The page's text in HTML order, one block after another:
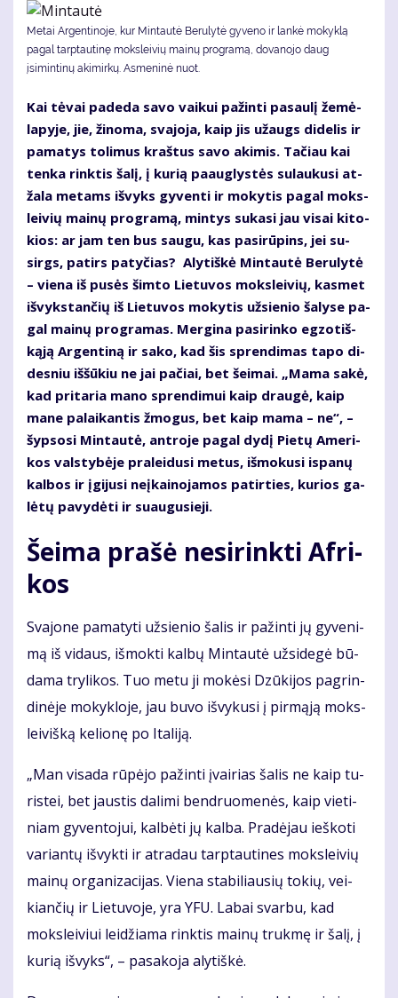
Metai Argentinoje, kur Mintautė Berulytė gyveno ir lankė mokyklą
pagal tarptautinę moksleivių mainų programą, dovanojo daug
įsimintinų akimirkų. Asmeninė nuot.
Kai tė­vai pa­de­da sa­vo vai­kui pa­žin­ti pa­sau­lį že­mė­
la­py­je, jie, ži­no­ma, sva­jo­ja, kaip jis už­augs di­de­lis ir
pa­ma­tys to­li­mus kraš­tus sa­vo aki­mis. Ta­čiau kai
ten­ka rink­tis ša­lį, į ku­rią pa­aug­lys­tės su­lau­ku­si at­
ža­la me­tams iš­vyks gy­ven­ti ir mo­ky­tis pa­gal moks­
lei­vių mai­nų pro­gra­mą, min­tys su­ka­si jau vi­sai ki­to­
kios: ar jam ten bus sau­gu, kas pa­si­rū­pins, jei su­
sirgs, pa­tirs pa­ty­čias? Aly­tiš­kė Min­tau­tė Be­ru­ly­tė
– vie­na iš pu­sės šim­to Lie­tu­vos moks­lei­vių, kas­met
iš­vyks­tan­čių iš Lie­tu­vos mo­ky­tis už­sie­nio ša­ly­se pa­
gal mai­nų pro­gra­mas. Mer­gi­na pa­si­rin­ko eg­zo­tiš­
ką­ją Ar­gen­ti­ną ir sa­ko, kad šis spren­di­mas ta­po di­
des­niu iš­šū­kiu ne jai pa­čiai, bet šei­mai. „Ma­ma sa­kė,
kad pri­ta­ria ma­no spren­di­mui kaip drau­gė, kaip
ma­ne pa­lai­kan­tis žmo­gus, bet kaip ma­ma – ne“, –
šyp­so­si Min­tau­tė, ant­ro­je pa­gal dy­dį Pie­tų Ame­ri­
kos vals­ty­bė­je pra­lei­du­si me­tus, iš­mo­ku­si is­pa­nų
kal­bos ir įgi­ju­si ne­įkai­no­ja­mos pa­tir­ties, ku­rios ga­
lė­tų pa­vy­dė­ti ir su­au­gu­sie­ji.
Šei­ma pra­šė ne­si­rink­ti Af­ri­
kos
Sva­jo­ne pa­ma­ty­ti už­sie­nio ša­lis ir pa­žin­ti jų gy­ve­ni­
mą iš vi­daus, iš­mok­ti kal­bų Min­tau­tė už­si­de­gė bū­
da­ma try­li­kos. Tuo me­tu ji mo­kė­si Dzū­ki­jos pa­grin­
di­nė­je mo­kyk­lo­je, jau bu­vo iš­vy­ku­si į pir­mą­ją moks­
lei­viš­ką ke­lio­nę po Ita­li­ją.
„Man vi­sa­da rū­pė­jo pa­žin­ti įvai­rias ša­lis ne kaip tu­
ris­tei, bet jaus­tis da­li­mi ben­druo­me­nės, kaip vie­ti­
niam gy­ven­to­jui, kal­bė­ti jų kal­ba. Pra­dė­jau ieš­ko­ti
va­rian­tų iš­vyk­ti ir at­ra­dau tarp­tau­ti­nes moks­lei­vių
mai­nų or­ga­ni­za­ci­jas. Vie­na sta­bi­liau­sių to­kių, vei­
kian­čių ir Lie­tu­vo­je, yra YFU. La­bai svar­bu, kad
moks­lei­viui lei­džia­ma rink­tis mai­nų truk­mę ir ša­lį, į
ku­rią iš­vyks“, – pa­sa­ko­ja aly­tiš­kė.